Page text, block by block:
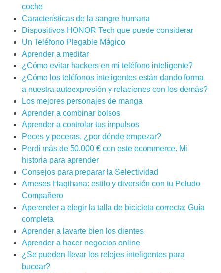
coche
Características de la sangre humana
Dispositivos HONOR Tech que puede considerar
Un Teléfono Plegable Mágico
Aprender a meditar
¿Cómo evitar hackers en mi teléfono inteligente?
¿Cómo los teléfonos inteligentes están dando forma
a nuestra autoexpresión y relaciones con los demás?
Los mejores personajes de manga
Aprender a combinar bolsos
Aprender a controlar tus impulsos
Peces y peceras, ¿por dónde empezar?
Perdí más de 50.000 € con este ecommerce. Mi
historia para aprender
Consejos para preparar la Selectividad
Arneses Haqihana: estilo y diversión con tu Peludo
Compañero
Aperender a elegir la talla de bicicleta correcta: Guía
completa
Aprender a lavarte bien los dientes
Aprender a hacer negocios online
¿Se pueden llevar los relojes inteligentes para
bucear?